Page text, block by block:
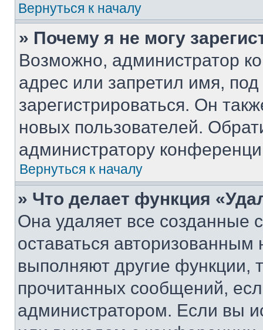
Вернуться к началу
» Почему я не могу
Возможно, администратор
адрес или запретил имя,
зарегистрироваться. Он
новых пользователей.
администратору
Вернуться к началу
» Что делает функция
Она удаляет все созданные
оставаться
выполняют другие функции,
прочитанных сообщений,
администратором. Если вы